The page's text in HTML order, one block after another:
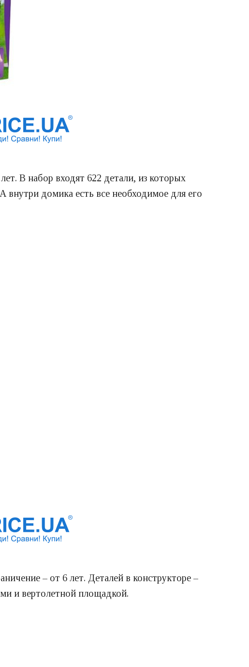
В набор входят 622 детали, из которых
домика есть все необходимое для его
– от 6 лет. Деталей в конструкторе –
и вертолетной площадкой.